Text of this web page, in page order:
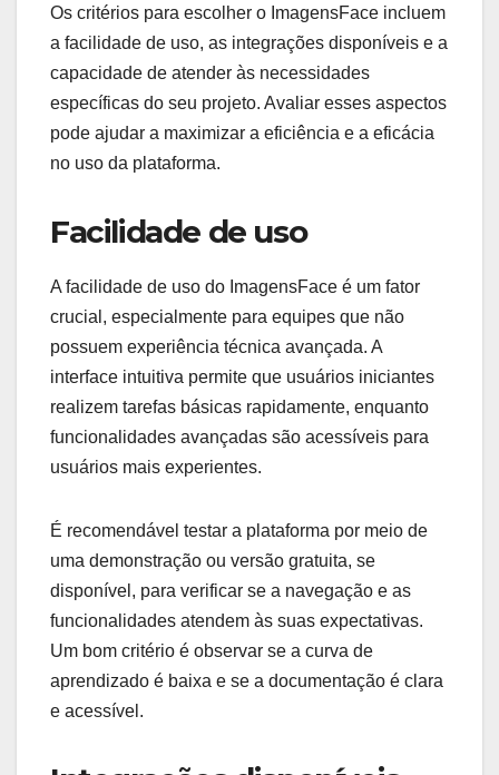
Os critérios para escolher o ImagensFace incluem
a facilidade de uso, as integrações disponíveis e a
capacidade de atender às necessidades
específicas do seu projeto. Avaliar esses aspectos
pode ajudar a maximizar a eficiência e a eficácia
no uso da plataforma.
Facilidade de uso
A facilidade de uso do ImagensFace é um fator
crucial, especialmente para equipes que não
possuem experiência técnica avançada. A
interface intuitiva permite que usuários iniciantes
realizem tarefas básicas rapidamente, enquanto
funcionalidades avançadas são acessíveis para
usuários mais experientes.
É recomendável testar a plataforma por meio de
uma demonstração ou versão gratuita, se
disponível, para verificar se a navegação e as
funcionalidades atendem às suas expectativas.
Um bom critério é observar se a curva de
aprendizado é baixa e se a documentação é clara
e acessível.